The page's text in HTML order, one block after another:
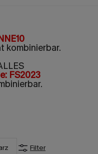
kombinierbar.
FS2023
Filter